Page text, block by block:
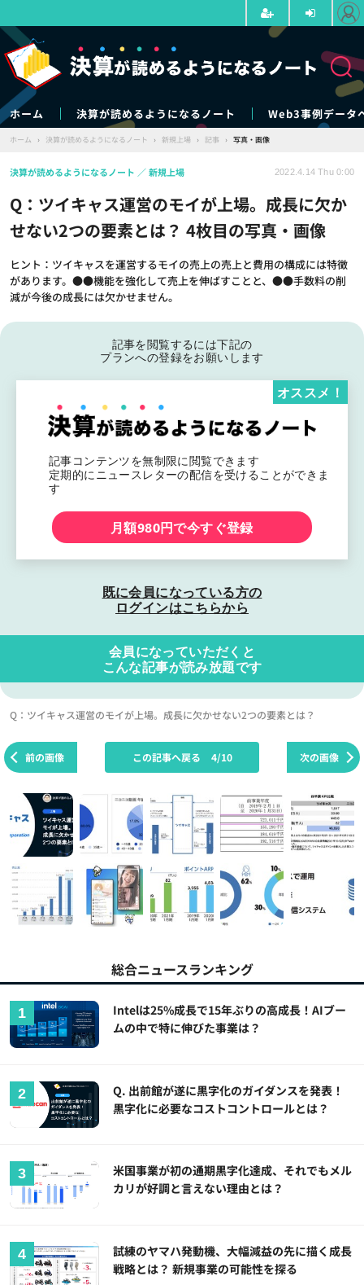
ホーム 決算が読めるようになるノート Web3事例データ
ホーム › 決算が読めるようになるノート › 新規上場 › 記事 › 写真・画像
Q：ツイキャス運営のモイが上場。成長に欠か
せない2つの要素とは？ 4枚目の写真・画像
ヒント：ツイキャスを運営するモイの売上の売上と費用の構成には特徴
があります。●●機能を強化して売上を伸ばすことと、●●手数料の削
減が今後の成長には欠かせません。
決算が読めるようになるノート 新規上場 2022.4.14 Thu 0:00
記事を閲覧するには下記の
プランへの登録をお願いします
記事コンテンツを無制限に閲覧できます
定期的にニュースレターの配信を受けることができま
す
オススメ！
月額980円で今すぐ登録
既に会員になっている方の
ログインはこちらから
会員になっていただくと
こんな記事が読み放題です
Q：ツイキャス運営のモイが上場。成長に欠かせない2つの要素とは？
前の画像 次の画像
この記事へ戻る 4/10
総合ニュースランキング
Intelは25%成長で15年ぶりの高成長！AIブー
ムの中で特に伸びた事業は？
Q. 出前館が遂に黒字化のガイダンスを発表！
黒字化に必要なコストコントロールとは？
米国事業が初の通期黒字化達成、それでもメル
カリが好調と言えない理由とは？
試練のヤマハ発動機、大幅減益の先に描く成長
戦略とは？ 新規事業の可能性を探る